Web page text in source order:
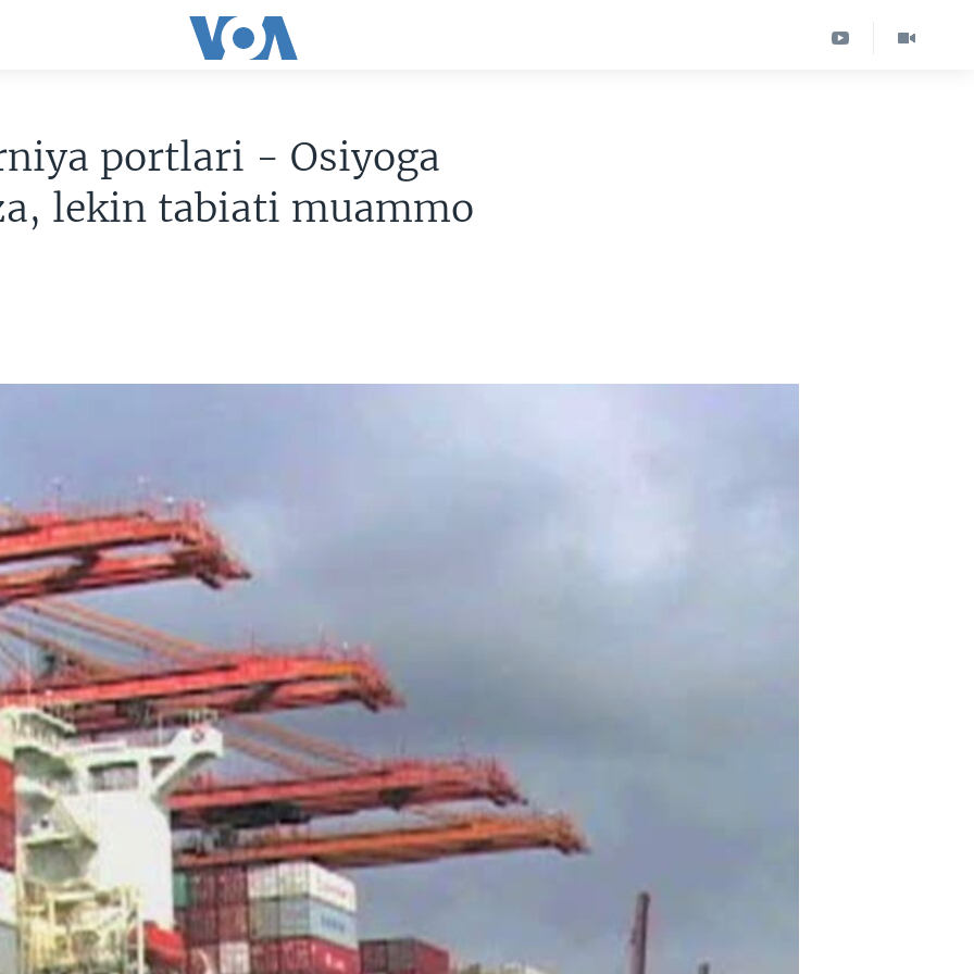
portlari - Osiyoga
lekin tabiati muammo